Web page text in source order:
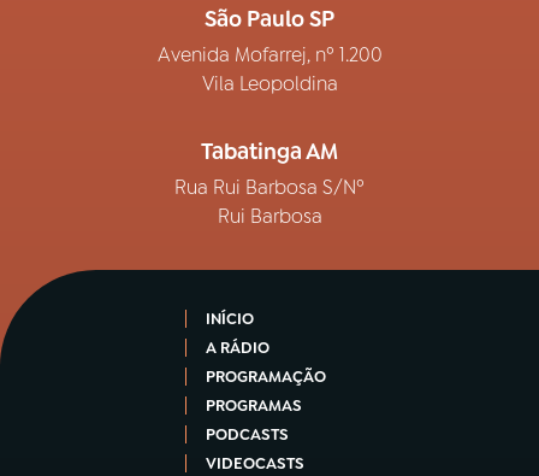
São Paulo SP
Avenida Mofarrej, nº 1.200
Vila Leopoldina
Tabatinga AM
Rua Rui Barbosa S/Nº
Rui Barbosa
INÍCIO
A RÁDIO
PROGRAMAÇÃO
PROGRAMAS
PODCASTS
VIDEOCASTS